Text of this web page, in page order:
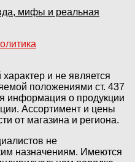
мифы и реальная
и не является
положениями ст. 437
информация о продукции
Ассортимент и цены
от магазина и региона.
не
назначениям. Имеются